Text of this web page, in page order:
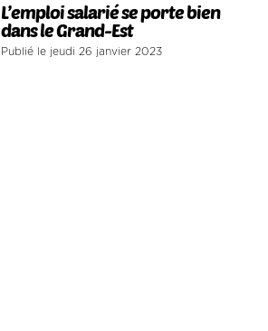
L’emploi salarié se porte bien
dans le Grand-Est
Publié le jeudi 26 janvier 2023